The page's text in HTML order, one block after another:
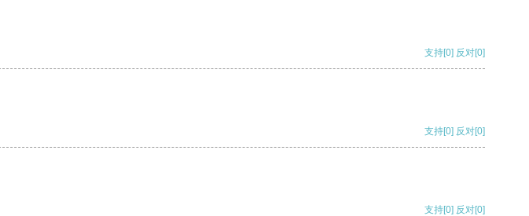
支持[0] 反对[0]
支持[0] 反对[0]
支持[0] 反对[0]